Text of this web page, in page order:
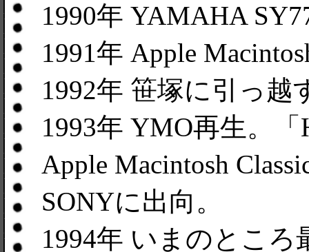
1990年 YAMAHA
1991年 Apple
1992年 笹塚に引っ越
1993年 YMO再生。
Apple Macintosh
SONYに出向。
1994年 いまのとこ